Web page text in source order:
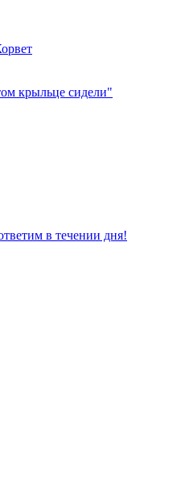
крыльце сидели"
в течении дня!